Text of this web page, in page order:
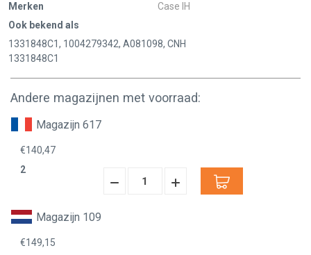
Merken
Case IH
Ook bekend als
1331848C1, 1004279342, A081098, CNH
1331848C1
Andere magazijnen met voorraad:
Magazijn 617
€140,47
2
Hoeveelheid
Hoeveelheid
Magazijn 109
€149,15